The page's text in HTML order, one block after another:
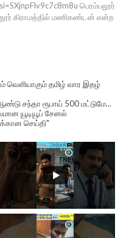
பெரம்பலூர்
கிராமத்தில் மணிகண்டன் என்ற
வெளியாகும் தமிழ் வார இதழ்
சந்தா ரூபாய் 500 மட்டுமே...
யூடியூப் சேனல்
செய்தி"